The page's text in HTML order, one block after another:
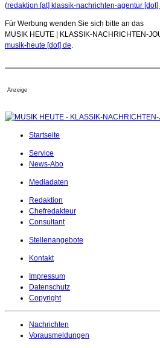
(redaktion [at] klassik-nachrichten-agentur [dot]
Für Werbung wenden Sie sich bitte an das
MUSIK HEUTE | KLASSIK-NACHRICHTEN-
musik-heute [dot] de.
Anzeige
Startseite
Service
News-Abo
Mediadaten
Redaktion
Chefredakteur
Consultant
Stellenangebote
Kontakt
Impressum
Datenschutz
Copyright
Nachrichten
Vorausmeldungen